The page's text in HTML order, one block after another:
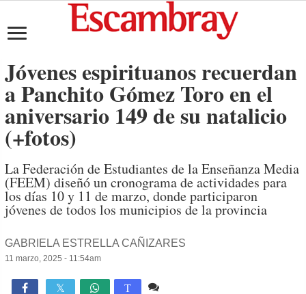
Jóvenes espirituanos recuerdan
a Panchito Gómez Toro en el
aniversario 149 de su natalicio
(+fotos)
La Federación de Estudiantes de la Enseñanza Media
(FEEM) diseñó un cronograma de actividades para
los días 10 y 11 de marzo, donde participaron
jóvenes de todos los municipios de la provincia
GABRIELA ESTRELLA CAÑIZARES
11 marzo, 2025 - 11:54am
 T